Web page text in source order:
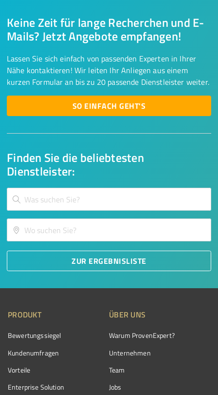
Finden Sie die beliebtesten
Dienstleister:
ZUR ERGEBNISLISTE
Keine Zeit für lange Recherchen und E-
Mails? Jetzt Angebote empfangen!
Lassen Sie sich einfach von passenden Experten in Ihrer
Nähe kontaktieren! Wir leiten Ihr Anliegen aus einem
kurzen Formular an bis zu 20 passende Dienstleister weiter.
SO EINFACH GEHT'S
PRODUKT
Bewertungssiegel
Kundenumfragen
Vorteile
Enterprise Solution
ÜBER UNS
Warum ProvenExpert?
Unternehmen
Team
Jobs